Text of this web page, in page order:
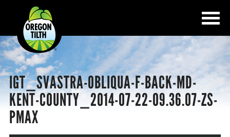
IGT_SVASTRA-OBLIQUA-F-BACK-MD-
KENT-COUNTY_2014-07-22-09.36.07-ZS-
PMAX